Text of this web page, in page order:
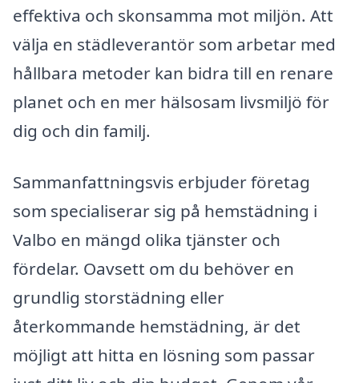
effektiva och skonsamma mot miljön. Att
välja en städleverantör som arbetar med
hållbara metoder kan bidra till en renare
planet och en mer hälsosam livsmiljö för
dig och din familj.
Sammanfattningsvis erbjuder företag
som specialiserar sig på hemstädning i
Valbo en mängd olika tjänster och
fördelar. Oavsett om du behöver en
grundlig storstädning eller
återkommande hemstädning, är det
möjligt att hitta en lösning som passar